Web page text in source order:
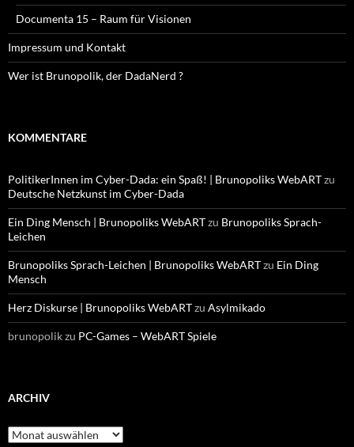
Documenta 15 – Raum für Visionen
Impressum und Kontakt
Wer ist Brunopolik, der DadaNerd ?
KOMMENTARE
PolitikerInnen im Cyber-Dada: ein Spaß! | Brunopoliks WebARTzu
Deutsche Netzkunst im Cyber-Dada
Ein Ding Mensch | Brunopoliks WebARTzu Brunopoliks Sprach-
Leichen
Brunopoliks Sprach-Leichen | Brunopoliks WebARTzu Ein Ding
Mensch
Herz Diskurse | Brunopoliks WebARTzu Asylmikado
brunopolikzu PC-Games – WebART Spiele
ARCHIV
Archiv